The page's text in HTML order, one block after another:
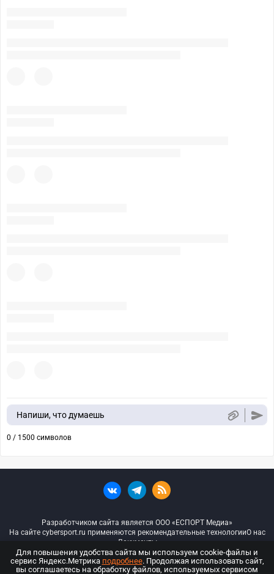
Напиши, что думаешь
0 / 1500 символов
Разработчиком сайта является ООО «ЕСПОРТ Медиа»
На сайте cybersport.ru применяются рекомендательные технологииО нас
Документы
© ООО «Киберспорт.ру» — Все права защищены
Для повышения удобства сайта мы используем cookie-файлы и
сервис Яндекс.Метрика подробнее. Продолжая использовать сайт,
вы соглашаетесь на обработку файлов, используемых сервисом